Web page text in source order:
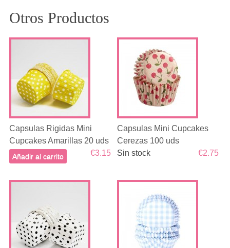
Otros Productos
Capsulas Rigidas Mini
Cupcakes Amarillas 20 uds
€3.15
Añadir al carrito
Capsulas Mini Cupcakes
Cerezas 100 uds
€2.75
Sin stock